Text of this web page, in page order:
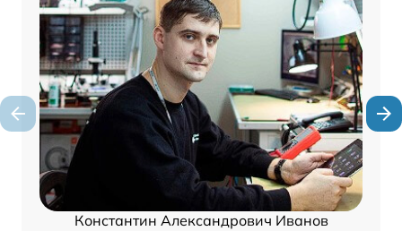
Константин Александрович Иванов